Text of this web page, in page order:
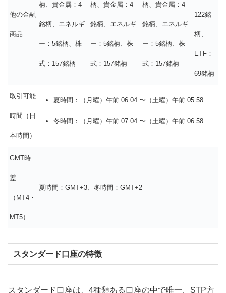
他の金融
商品
柄、貴金属：4
銘柄、エネルギ
ー：5銘柄、株
式：157銘柄
柄、貴金属：4
銘柄、エネルギ
ー：5銘柄、株
式：157銘柄
柄、貴金属：4
銘柄、エネルギ
ー：5銘柄、株
式：157銘柄
122銘
柄、
ETF：
69銘柄
取引可能
時間（日
本時間）
夏時間：（月曜）午前 06:04 〜（土曜）午前 05:58
冬時間：（月曜）午前 07:04 〜（土曜）午前 06:58
GMT時
差
（MT4・
MT5）
夏時間：GMT+3、冬時間：GMT+2
スタンダード口座の特徴
スタンダード口座は、4種類ある口座の中で唯一、STP方